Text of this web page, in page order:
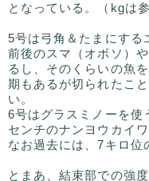
となっている。（kgは参
5号は弓角＆たまにする
前後のスマ（オボソ）
るし、そのくらいの魚
期もあるが切られたこ
い。
6号はグラスミノーを使
センチのナンヨウカイ
なお過去には、7キロ位
とまあ、結束部での強